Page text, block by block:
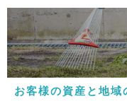
お客様の資産と地域